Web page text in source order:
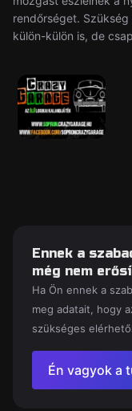
rendőrséget.
külön-külön is, de
Ennek a
még nem
Ha Ön ennek a
meg adatait, hogy
szükséges
Én vagyok a